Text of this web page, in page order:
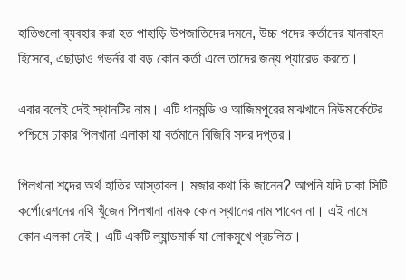
হাতিগুলো ব্যবহার করা হত পাহাড়ি উপজাতিদের দমনে, উচ্চ পদের কর্তাদের যানবাহন
হিসেবে, এছাড়াও গভর্নর বা বড় কোন কর্তা এলে তাদের জন্য প্যারেড করতে।
এবার বলেই দেই স্থানটির নাম। এটি ধানমন্ডি ও আজিমপুরের মাঝখানে নিউমার্কেটের
পশ্চিমে ঢাকার পিলখানা এলাকা যা বর্তমানে বিজিবি সদর দপ্তর।
পিলখানা শব্দের অর্থ হাতির আস্তাবল। মজার কথা কি জানেন? আপনি যদি ঢাকা সিটি
কর্পোরেশনের নথি খুঁজেন পিলখানা নামক কোন স্থানের নাম পাবেন না। এই নামে
কোন এলকা নেই। এটি একটি ল্যান্ডমার্ক যা লোকমুখে প্রচলিত।